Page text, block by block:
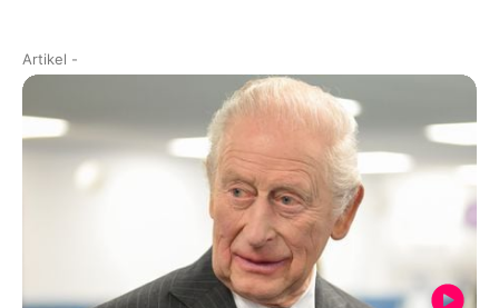
Artikel -